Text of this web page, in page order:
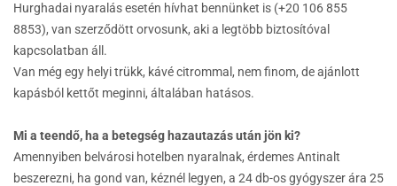
Hurghadai nyaralás esetén hívhat bennünket is (+20 106 855
8853), van szerződött orvosunk, aki a legtöbb biztosítóval
kapcsolatban áll.
Van még egy helyi trükk, kávé citrommal, nem finom, de ajánlott
kapásból kettőt meginni, általában hatásos.
Mi a teendő, ha a betegség hazautazás után jön ki?
Amennyiben belvárosi hotelben nyaralnak, érdemes Antinalt
beszerezni, ha gond van, kéznél legyen, a 24 db-os gyógyszer ára 25